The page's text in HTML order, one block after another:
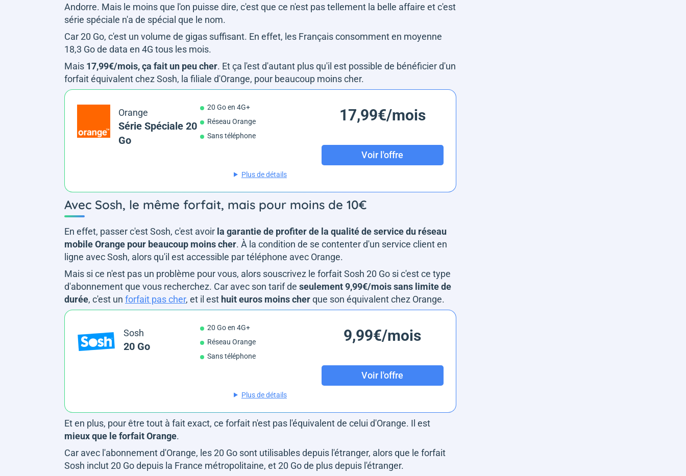
Andorre. Mais le moins que l'on puisse dire, c'est que ce n'est pas tellement la belle affaire et c'est
série spéciale n'a de spécial que le nom.
Car 20 Go, c'est un volume de gigas suffisant. En effet, les Français consomment en moyenne
18,3 Go de data en 4G tous les mois.
Mais 17,99€/mois, ça fait un peu cher. Et ça l'est d'autant plus qu'il est possible de bénéficier d'un
forfait équivalent chez Sosh, la filiale d'Orange, pour beaucoup moins cher.
Orange
Série Spéciale 20
Go
20 Go en 4G+
Réseau Orange
Sans téléphone
17,99€/mois
Voir l'offre
Plus de détails
Avec Sosh, le même forfait, mais pour moins de 10€
En effet, passer c'est Sosh, c'est avoir la garantie de profiter de la qualité de service du réseau
mobile Orange pour beaucoup moins cher. À la condition de se contenter d'un service client en
ligne avec Sosh, alors qu'il est accessible par téléphone avec Orange.
Mais si ce n'est pas un problème pour vous, alors souscrivez le forfait Sosh 20 Go si c'est ce type
d'abonnement que vous recherchez. Car avec son tarif de seulement 9,99€/mois sans limite de
durée, c'est un forfait pas cher, et il est huit euros moins cherque son équivalent chez Orange.
Sosh
20 Go
20 Go en 4G+
Réseau Orange
Sans téléphone
9,99€/mois
Voir l'offre
Plus de détails
Et en plus, pour être tout à fait exact, ce forfait n'est pas l'équivalent de celui d'Orange. Il est
mieux que le forfait Orange.
Car avec l'abonnement d'Orange, les 20 Go sont utilisables depuis l'étranger, alors que le forfait
Sosh inclut 20 Go depuis la France métropolitaine, et 20 Go de plus depuis l'étranger.